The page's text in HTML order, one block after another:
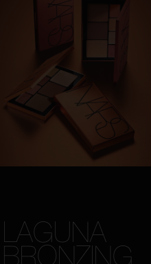
LAGUNA
BRONZING